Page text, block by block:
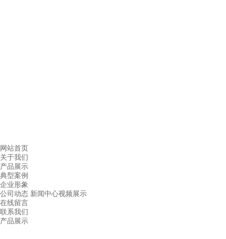
网站首页
关于我们
产品展示
典型案例
企业形象
公司动态 新闻中心视频展示
在线留言
联系我们
产品展示